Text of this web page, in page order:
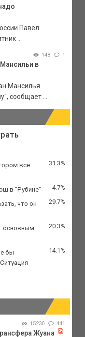
Павел
...
148 1
в
Мансилья
сообщает ...
все
31.3%
в "Рубине" 4.7%
что он
29.7%
основным
20.3%
бы
14.1%
15230 441
Жуана